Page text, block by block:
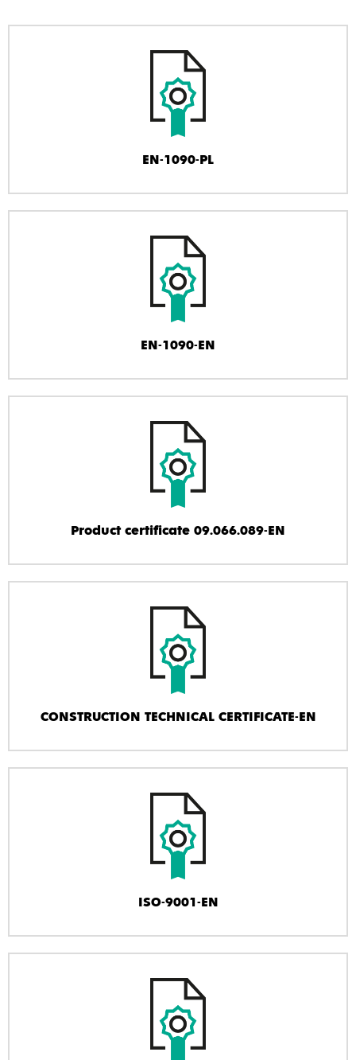
EN-1090-PL
EN-1090-EN
Product certificate 09.066.089-EN
CONSTRUCTION TECHNICAL CERTIFICATE-EN
ISO-9001-EN